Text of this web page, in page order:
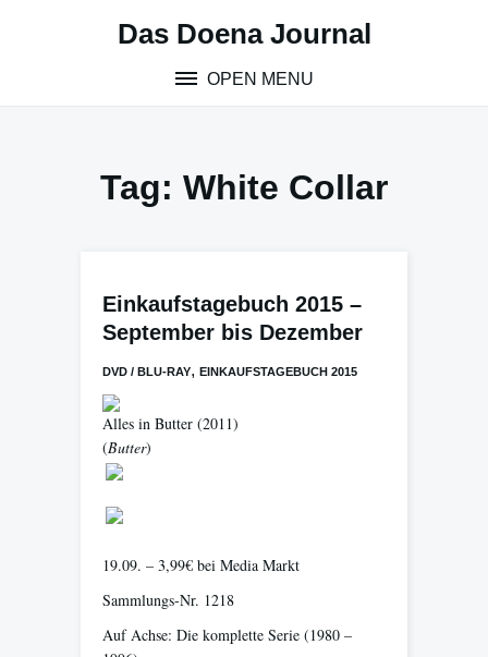
Das Doena Journal
OPEN MENU
Tag: White Collar
Einkaufstagebuch 2015 –
September bis Dezember
DVD / BLU-RAY, EINKAUFSTAGEBUCH 2015
Alles in Butter (2011)
(Butter)
19.09. – 3,99€ bei Media Markt
Sammlungs-Nr. 1218
Auf Achse: Die komplette Serie (1980 –